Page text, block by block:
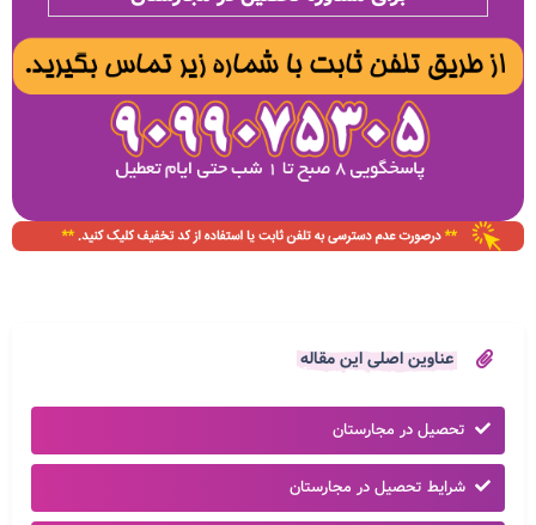
عناوین اصلی این مقاله
تحصیل در مجارستان
شرایط تحصیل در مجارستان